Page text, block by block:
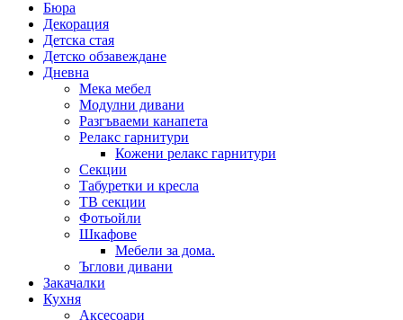
Бюра
Декорация
Детска стая
Детско обзавеждане
Дневна
Мека мебел
Модулни дивани
Разгъваеми канапета
Релакс гарнитури
Кожени релакс гарнитури
Секции
Табуретки и кресла
ТВ секции
Фотьойли
Шкафове
Мебели за дома.
Ъглови дивани
Закачалки
Кухня
Аксесоари